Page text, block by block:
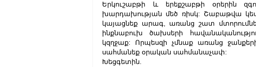
Երկուշաբթի և երեքշաբթի օրերին
խարդախության մեծ ռիսկ: Շաբաթվա
կայացնեք արագ, առանց շատ
ինքնաբուխ ծախսերի
կզղջաք: Որպեսզի չմնաք առանց
սահմանեք օրական սահմանաչափ:
Խեցգետին.